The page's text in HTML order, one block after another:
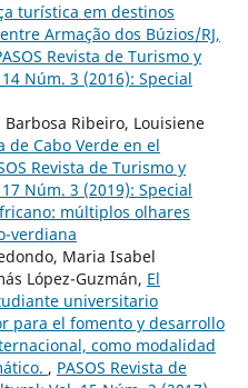
turística em destinos
Armação dos Búzios/RJ,
Revista de Turismo y
Núm. 3 (2016): Special
Ribeiro, Louisiene
de Cabo Verde en el
Revista de Turismo y
Núm. 3 (2019): Special
múltiplos olhares
verdiana
Maria Isabel
López-Guzmán, El
universitario
para el fomento y desarrollo
como modalidad
, PASOS Revista de